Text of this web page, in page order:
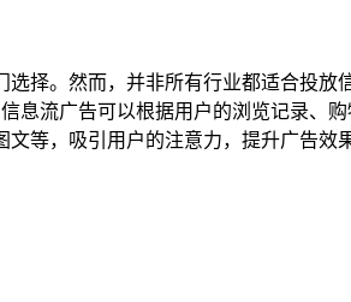
择。然而，并非所有行业都适合投放
流广告可以根据用户的浏览记录、
等，吸引用户的注意力，提升广告效